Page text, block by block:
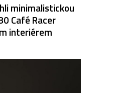
minimalistickou
Café Racer
interiérem